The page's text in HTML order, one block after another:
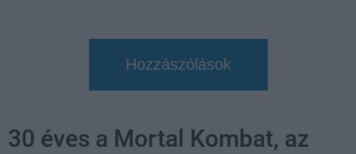
Hozzászólások
30 éves a Mortal Kombat, az